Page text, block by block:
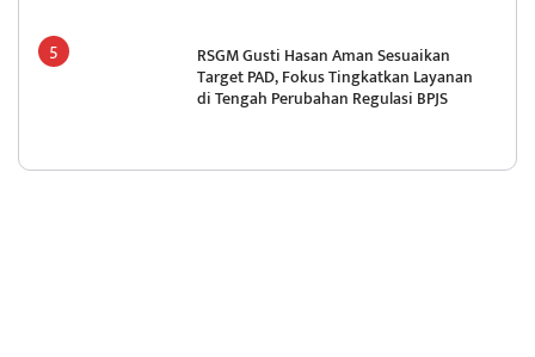
RSGM Gusti Hasan Aman Sesuaikan
Target PAD, Fokus Tingkatkan Layanan
di Tengah Perubahan Regulasi BPJS